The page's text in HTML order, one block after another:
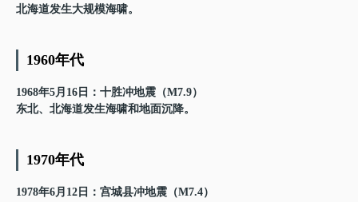
北海道发生大规模海啸。
1960年代
1968年5月16日：十胜冲地震（M7.9）
东北、北海道发生海啸和地面沉降。
1970年代
1978年6月12日：宫城县冲地震（M7.4）